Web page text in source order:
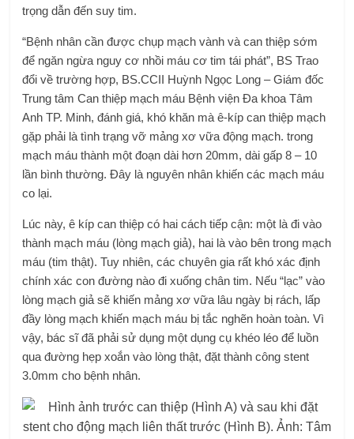
trọng dẫn đến suy tim.
“Bệnh nhân cần được chụp mạch vành và can thiệp sớm
để ngăn ngừa nguy cơ nhồi máu cơ tim tái phát”, BS Trao
đổi về trường hợp, BS.CCII Huỳnh Ngọc Long – Giám đốc
Trung tâm Can thiệp mạch máu Bệnh viện Đa khoa Tâm
Anh TP. Minh, đánh giá, khó khăn mà ê-kíp can thiệp mạch
gặp phải là tình trạng vỡ mảng xơ vữa động mạch. trong
mạch máu thành một đoạn dài hơn 20mm, dài gấp 8 – 10
lần bình thường. Đây là nguyên nhân khiến các mạch máu
co lại.
Lúc này, ê kíp can thiệp có hai cách tiếp cận: một là đi vào
thành mạch máu (lòng mạch giả), hai là vào bên trong mạch
máu (tim thật). Tuy nhiên, các chuyên gia rất khó xác định
chính xác con đường nào đi xuống chân tim. Nếu “lạc” vào
lòng mạch giả sẽ khiến mảng xơ vữa lâu ngày bị rách, lấp
đầy lòng mạch khiến mạch máu bị tắc nghẽn hoàn toàn. Vì
vậy, bác sĩ đã phải sử dụng một dụng cụ khéo léo để luồn
qua đường hẹp xoắn vào lòng thật, đặt thành công stent
3.0mm cho bệnh nhân.